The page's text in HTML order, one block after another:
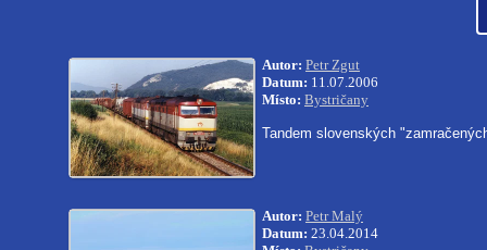
Autor: Petr Zgut
Datum: 11.07.2006
Místo: Bystričany
Tandem slovenských
Autor: Petr Malý
Datum: 23.04.2014